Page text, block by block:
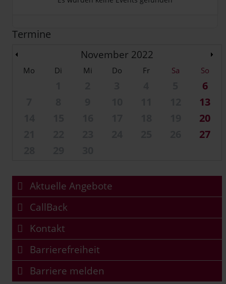
Termine
November 2022
Mo Di Mi Do Fr Sa So
6
13
20
27
Aktuelle Angebote
CallBack
Kontakt
Barrierefreiheit
Barriere melden